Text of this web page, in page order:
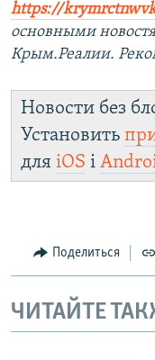
https://
основными
Крым.Реалии.
Новости без
Установить
для iOS і
Поделиться
ЧИТАЙТЕ